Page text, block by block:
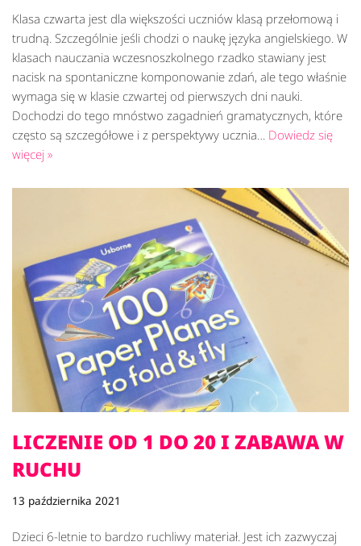
Klasa czwarta jest dla większości uczniów klasą przełomową i
trudną. Szczególnie jeśli chodzi o naukę języka angielskiego. W
klasach nauczania wczesnoszkolnego rzadko stawiany jest
nacisk na spontaniczne komponowanie zdań, ale tego właśnie
wymaga się w klasie czwartej od pierwszych dni nauki.
Dochodzi do tego mnóstwo zagadnień gramatycznych, które
często są szczegółowe i z perspektywy ucznia… Dowiedz się
więcej »
LICZENIE OD 1 DO 20 I ZABAWA W
RUCHU
13 października 2021
Dzieci 6-letnie to bardzo ruchliwy materiał. Jest ich zazwyczaj